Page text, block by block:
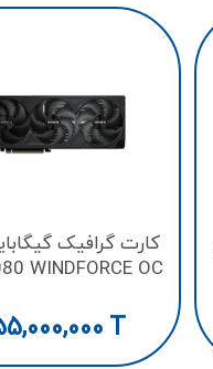
کارت گرافیک
WINDFORCE OC
T